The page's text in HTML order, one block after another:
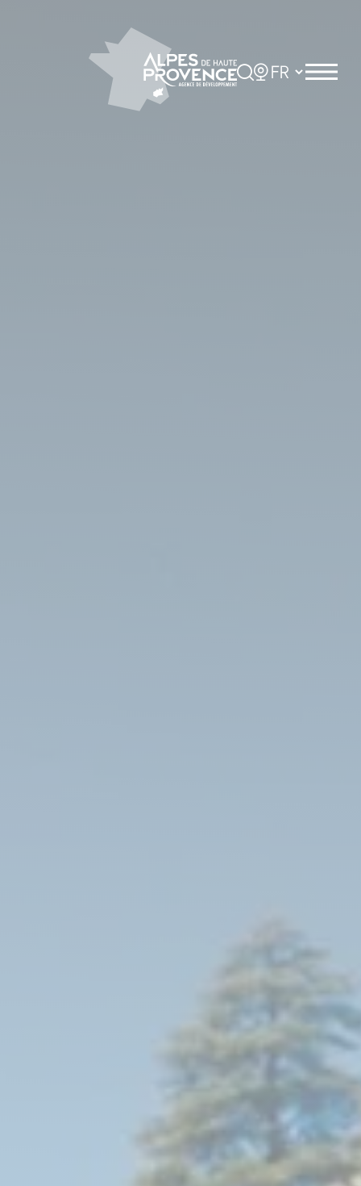
Rechercher
Choisir la langue